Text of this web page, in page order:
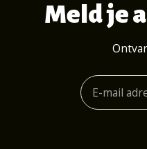
Meld je